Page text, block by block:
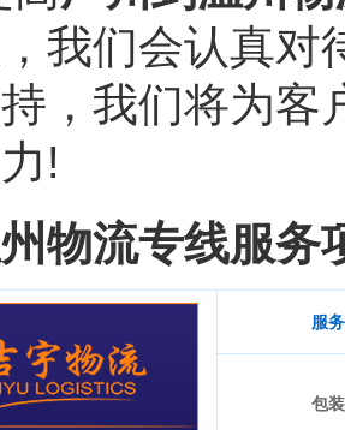
我们会认真
，我们将为客
!
物流专线服务
服
包